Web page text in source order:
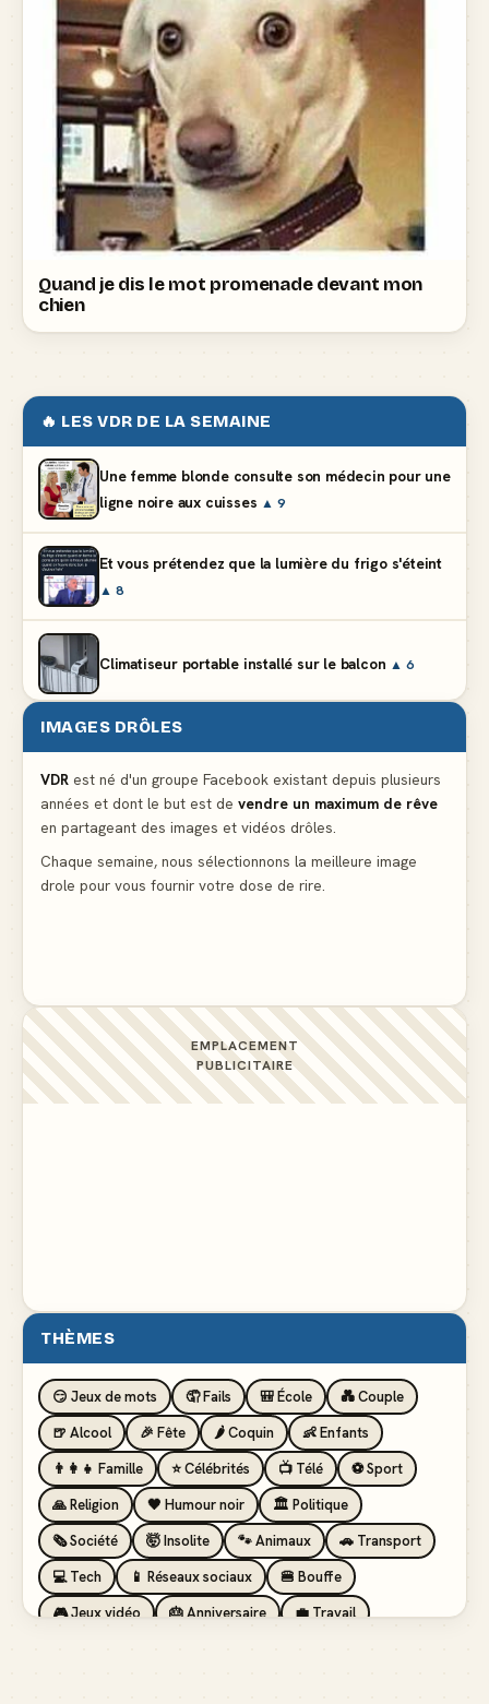
Quand je dis le mot promenade devant mon
chien
🔥 LES VDR DE LA SEMAINE
Une femme blonde consulte son médecin pour une
ligne noire aux cuisses ▲ 9
Et vous prétendez que la lumière du frigo s'éteint
▲ 8
Climatiseur portable installé sur le balcon ▲ 6
Le mendiant revient avec un livre de cuisine ▲ 5
Ne pleure pas mon Martin, c'est juste du football
IMAGES DRÔLES
VDR est né d'un groupe Facebook existant depuis plusieurs
années et dont le but est de vendre un maximum de rêve
en partageant des images et vidéos drôles.
Chaque semaine, nous sélectionnons la meilleure image
drole pour vous fournir votre dose de rire.
EMPLACEMENT
PUBLICITAIRE
THÈMES
😏 Jeux de mots 🤦 Fails 🎒 École
💑 Couple
🍺 Alcool
🎉 Fête 🌶️ Coquin
👶 Enfants
👨‍👩‍👧 Famille
⭐ Célébrités 📺 Télé
⚽ Sport
🙏 Religion
🖤 Humour noir
🏛️ Politique
🗞️ Société
🤯 Insolite 🐾 Animaux
🚗 Transport
💻 Tech
📱 Réseaux sociaux
🍔 Bouffe
🎮 Jeux vidéo
🎂 Anniversaire
💼 Travail